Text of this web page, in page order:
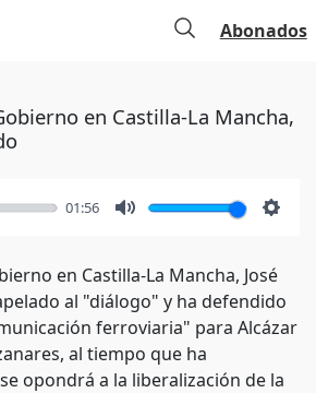
Abonados
en Castilla-La Mancha,
01:56
en Castilla-La Mancha, José
al "diálogo" y ha defendido
ferroviaria" para Alcázar
al tiempo que ha
opondrá a la liberalización de la